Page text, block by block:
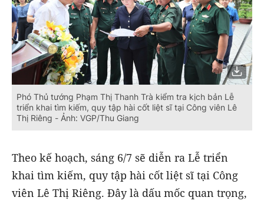
Phó Thủ tướng Phạm Thị Thanh Trà kiểm tra kịch bản Lễ
triển khai tìm kiếm, quy tập hài cốt liệt sĩ tại Công viên Lê
Thị Riêng - Ảnh: VGP/Thu Giang
Theo kế hoạch, sáng 6/7 sẽ diễn ra Lễ triển
khai tìm kiếm, quy tập hài cốt liệt sĩ tại Công
viên Lê Thị Riêng. Đây là dấu mốc quan trọng,